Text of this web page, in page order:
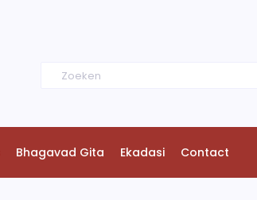
Bhagavad Gita Ekadasi Contact